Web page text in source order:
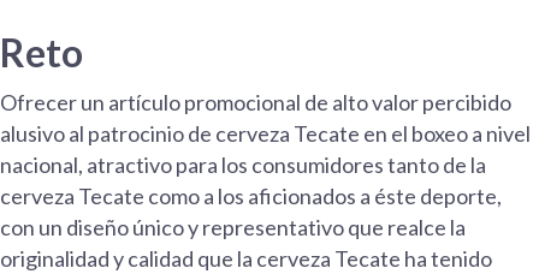
Reto
Ofrecer un artículo promocional de alto valor percibido
alusivo al patrocinio de cerveza Tecate en el boxeo a nivel
nacional, atractivo para los consumidores tanto de la
cerveza Tecate como a los aficionados a éste deporte,
con un diseño único y representativo que realce la
originalidad y calidad que la cerveza Tecate ha tenido